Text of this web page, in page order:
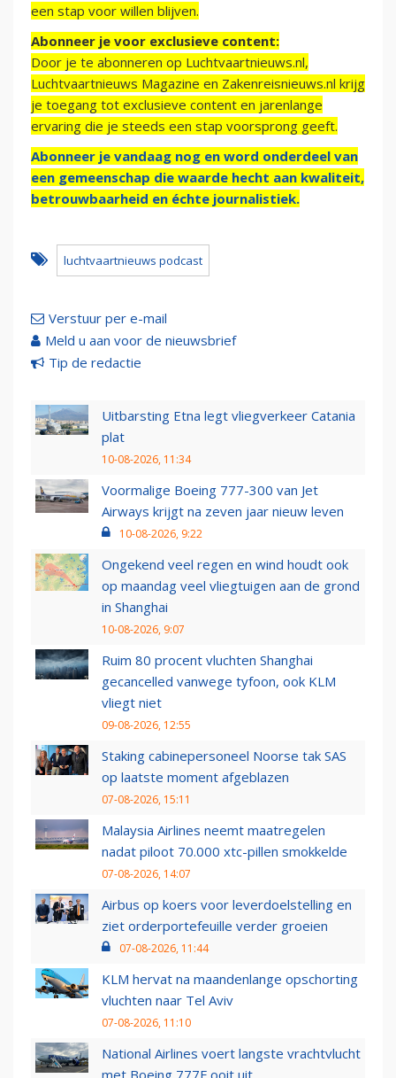
een stap voor willen blijven.
Abonneer je voor exclusieve content:
Door je te abonneren op Luchtvaartnieuws.nl,
Luchtvaartnieuws Magazine en Zakenreisnieuws.nl krijg
je toegang tot exclusieve content en jarenlange
ervaring die je steeds een stap voorsprong geeft.
Abonneer je vandaag nog en word onderdeel van
een gemeenschap die waarde hecht aan kwaliteit,
betrouwbaarheid en échte journalistiek.
luchtvaartnieuws podcast
Verstuur per e-mail
Meld u aan voor de nieuwsbrief
Tip de redactie
Uitbarsting Etna legt vliegverkeer Catania
plat
10-08-2026, 11:34
Voormalige Boeing 777-300 van Jet
Airways krijgt na zeven jaar nieuw leven
10-08-2026, 9:22
Ongekend veel regen en wind houdt ook
op maandag veel vliegtuigen aan de grond
in Shanghai
10-08-2026, 9:07
Ruim 80 procent vluchten Shanghai
gecancelled vanwege tyfoon, ook KLM
vliegt niet
09-08-2026, 12:55
Staking cabinepersoneel Noorse tak SAS
op laatste moment afgeblazen
07-08-2026, 15:11
Malaysia Airlines neemt maatregelen
nadat piloot 70.000 xtc-pillen smokkelde
07-08-2026, 14:07
Airbus op koers voor leverdoelstelling en
ziet orderportefeuille verder groeien
07-08-2026, 11:44
KLM hervat na maandenlange opschorting
vluchten naar Tel Aviv
07-08-2026, 11:10
National Airlines voert langste vrachtvlucht